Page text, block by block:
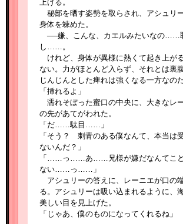
上げる。
秘部を晒す姿勢を取らされ、アシュリ
身体を竦めた。
──嫌、こんな、カエルみたいなの
し……。
けれど、身体が異様に熱くて起き上が
ない。力がほとんど入らず、それとは裏
じんじんとした痺れは強くなる一方なのだ
「挿れるよ」
濡れそぼった蜜口の中央に、大きなレ
の先があてがわれた。
「だ……駄目……」
「そう？ 刺青のある僕なんて、本当は
ないんだ？」
「……っ……あ……兄様が嫌だなんてこ
ない……っ……」
アシュリーの答えに、レーニエが口の
る。アシュリーは吸い込まれるように、
美しい目を見上げた。
「じゃあ、僕のものになってくれるね」